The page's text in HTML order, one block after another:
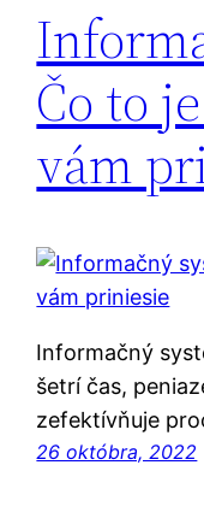
Čo to
vám
Informačný
šetrí čas,
zefektívňuje
26 októbra, 2022